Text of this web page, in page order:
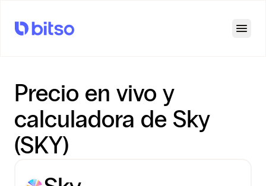
Precio en vivo y
calculadora de Sky
(SKY)